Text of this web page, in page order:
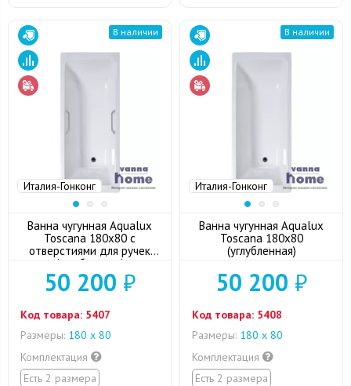
Италия-Гонконг
В наличии
Ванна чугунная Aqualux
Toscana 180x80 с
отверстиями для ручек
(углубленная)
50 200 ₽
Код товара: 5407
Размеры: 180 x 80
Комплектация
Есть 2 размера
Италия-Гонконг
В наличии
Ванна чугунная Aqualux
Toscana 180x80
(углубленная)
50 200 ₽
Код товара: 5408
Размеры: 180 x 80
Комплектация
Есть 2 размера